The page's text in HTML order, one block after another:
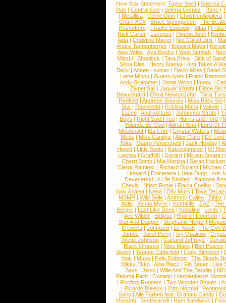
New Star Statement: Taylor Swift | Sabrina
Rae |Central Cee |Selena Gomez |Raye |
| Metallica | Celine Dion | Christina Aguilera |
Charli XCX |Bruce Springsteen |The
Rosenberg | Frauke Ludowig | Vitas | Frida
Nick Carter | Lucenzo | Pigeon John |
Aida |Christine Mayer |Not Called Jinx |
Andre Tannenberger | Edward Maya |
Alex Velea | Ava Rocks | Youn Sunnah |
MissLi | Shonlock | Tara Priya | Sick of
Silvia Dias |Henry Maske |Ava Takes A
Beck |Annett Louisan |Devin Miles |Selah
Liebe Minou |Guano Apes |Frank Ramond
Andy Grammer |Jamie Woon | Imany |
Ziynet Sali |Jaguar Wright |Diane
Beauregard |Olivia NewtonJohn |Tarja
Redfield | Andreas Bourani | Miss Baby Sol
Slot | Rasheeda | Kristina Maria | Valerie |
Lazee | Android Lust | Johannes Strate |
Boys | Right Said Fred | Harris and Ford |
Yolanda Be Cool |Adrian Sina |Lord Of
McDonald | Ida Corr |Crystal Waters |
Mess | Mike Candys | Alex Clare | DJ Lord
Toka | Mauro Perucchetti | Jack Holiday |
Hewitt |Little Boots |Katzenjammer |Of
Lashes |Graffiti6 |Gerard |Miriam Bryant |
Cherri Bomb | Mia Martina | Sarah Hackett
Cierra Ramirez | Richard Durand | Michael
Howard |Dolcenera |Jake Bugg |Kris
Devecerski |A Life Divided |Ramona
Chevin |Ntjam Rosie |Flavia Coelho |
Iggy Azalea | Nena | Olly Murs | Toya
MSMR |Wild Belle |Anthony Callea |Zibbz
Aplin | Jonas Myrin | Youthkills | ZAZ | The
Berger |Last Like Deep |Kodaline |Lorde |
|Ace Wilder |Eklipse |Sharon Doorson |
Star And Dagger | Stephanie Neigel |
Krewella | Johnossi | Le Youth | The Civil
James | Jarell Perry | Ivy Quainoo |
Jillette Johnson | Garland Jeffreys |
Black Onassis | Wes Mack | Ben Pearce
Veeby | Yvonne Catterfeld | Cody Simpson |
Year |Muse |Fefe Dobson |The Bloody
Mikky Ekko | Aloe Blacc | Flo Bauer | Like
Says | Jenix | Wille And The Bandits | MO
Paloma Faith |Oonagh |Vandenbergs
|Rooftop Runners |Two Wooden Stones |
| Ricardo Bielecki | Otto Normal |
Saris | Alle Farben feat. Graham Candy |
Marashi | Synthkartell | Ham Sandwich |